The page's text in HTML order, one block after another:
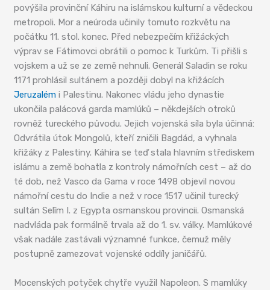
povýšila provinční Káhiru na islámskou kulturní a vědeckou
metropoli. Mor a neúroda učinily tomuto rozkvětu na
počátku 11. stol. konec. Před nebezpečím křižáckých
výprav se Fátimovci obrátili o pomoc k Turkům. Ti přišli s
vojskem a už se ze země nehnuli. Generál Saladin se roku
1171 prohlásil sultánem a později dobyl na křižácích
Jeruzalém i Palestinu. Nakonec vládu jeho dynastie
ukončila palácová garda mamlúků – někdejších otroků
rovněž tureckého původu. Jejich vojenská síla byla účinná:
Odvrátila útok Mongolů, kteří zničili Bagdád, a vyhnala
křižáky z Palestiny. Káhira se teď stala hlavním střediskem
islámu a země bohatla z kontroly námořních cest – až do
té dob, než Vasco da Gama v roce 1498 objevil novou
námořní cestu do Indie a než v roce 1517 učinil turecký
sultán Selîm I. z Egypta osmanskou provincii. Osmanská
nadvláda pak formálně trvala až do 1. sv. války. Mamlúkové
však nadále zastávali významné funkce, čemuž měly
postupně zamezovat vojenské oddíly janičářů.
Mocenských potyček chytře využil Napoleon. S mamlúky